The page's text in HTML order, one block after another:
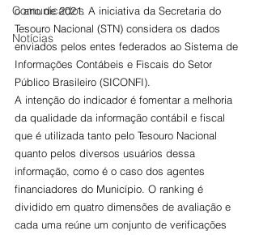
Comunicados
Notícias
o ano de 2021. A iniciativa da Secretaria do
Tesouro Nacional (STN) considera os dados
enviados pelos entes federados ao Sistema de
Informações Contábeis e Fiscais do Setor
Público Brasileiro (SICONFI).
A intenção do indicador é fomentar a melhoria
da qualidade da informação contábil e fiscal
que é utilizada tanto pelo Tesouro Nacional
quanto pelos diversos usuários dessa
informação, como é o caso dos agentes
financiadores do Município. O ranking é
dividido em quatro dimensões de avaliação e
cada uma reúne um conjunto de verificações